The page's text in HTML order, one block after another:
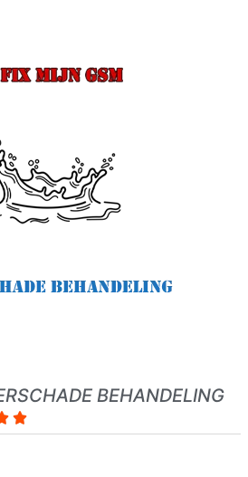
BEHANDELING
